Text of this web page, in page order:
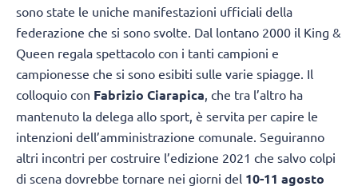
sono state le uniche manifestazioni ufficiali della
federazione che si sono svolte. Dal lontano 2000 il King &
Queen regala spettacolo con i tanti campioni e
campionesse che si sono esibiti sulle varie spiagge. Il
colloquio con Fabrizio Ciarapica, che tra l’altro ha
mantenuto la delega allo sport, è servita per capire le
intenzioni dell’amministrazione comunale. Seguiranno
altri incontri per costruire l’edizione 2021 che salvo colpi
di scena dovrebbe tornare nei giorni del 10-11 agosto